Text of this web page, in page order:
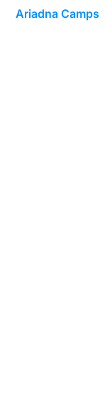
Ariadna Camps